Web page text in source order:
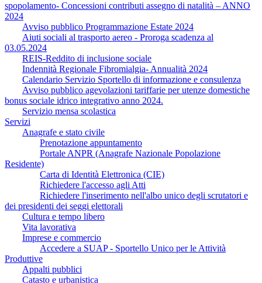
spopolamento- Concessioni contributi assegno di natalità – ANNO
2024
Avviso pubblico Programmazione Estate 2024
Aiuti sociali al trasporto aereo - Proroga scadenza al
03.05.2024
REIS-Reddito di inclusione sociale
Indennità Regionale Fibromialgia- Annualità 2024
Calendario Servizio Sportello di informazione e consulenza
Avviso pubblico agevolazioni tariffarie per utenze domestiche
bonus sociale idrico integrativo anno 2024.
Servizio mensa scolastica
Servizi
Anagrafe e stato civile
Prenotazione appuntamento
Portale ANPR (Anagrafe Nazionale Popolazione
Residente)
Carta di Identità Elettronica (CIE)
Richiedere l'accesso agli Atti
Richiedere l'inserimento nell'albo unico degli scrutatori e
dei presidenti dei seggi elettorali
Cultura e tempo libero
Vita lavorativa
Imprese e commercio
Accedere a SUAP - Sportello Unico per le Attività
Produttive
Appalti pubblici
Catasto e urbanistica